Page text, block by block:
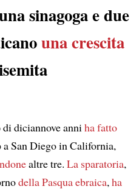
sinagoga e due
una crescita
di diciannove anniha fatto
San Diego in California,
altre tre. La sparatoria,
della Pasqua ebraica,ha